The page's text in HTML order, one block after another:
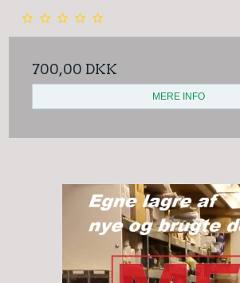
700,00 DKK
MERE INFO